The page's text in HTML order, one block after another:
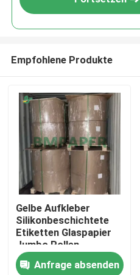
Startseite
Empfohlene Produkte
Gelbe Aufkleber
Silikonbeschichtete
Etiketten Glaspapier
Jumbo Rollen
Anfrage absenden